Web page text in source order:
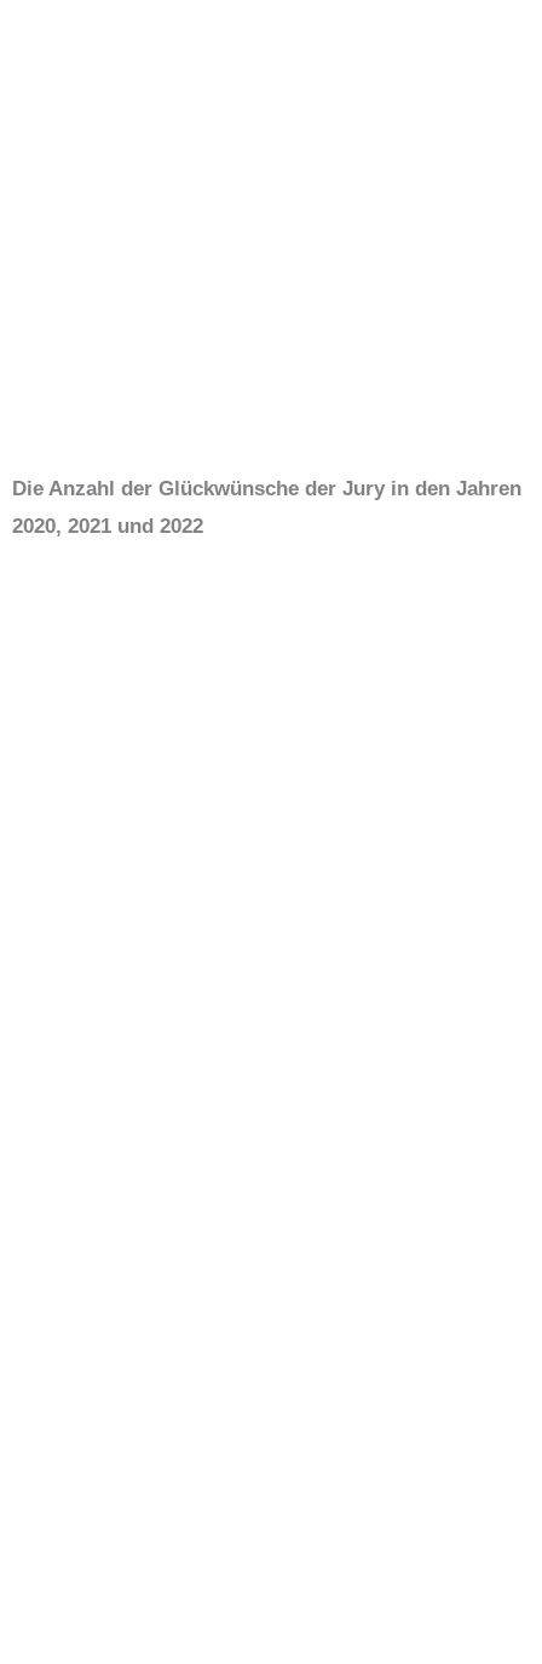
Die Anzahl der Glückwünsche der Jury in den Jahren
2020, 2021 und 2022